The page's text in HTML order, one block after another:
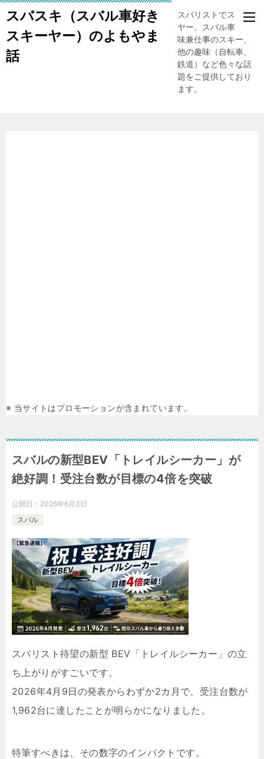
スバスキ（スバル車好き
スキーヤー）のよもやま
話
スバリストでスキー
ヤー。スバル車、趣
味兼仕事のスキー、
他の趣味（自転車、
鉄道）など色々な話
題をご提供しており
ます。
※ 当サイトはプロモーションが含まれています。
スバルの新型BEV「トレイルシーカー」が
絶好調！受注台数が目標の4倍を突破
公開日： 2026年6月3日
スバル
スバリスト待望の新型 BEV「トレイルシーカー」の立
ち上がりがすごいです。
2026年4月9日の発表からわずか2カ月で、受注台数が
1,962台に達したことが明らかになりました。
特筆すべきは、その数字のインパクトです。